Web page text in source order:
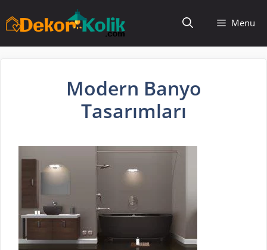
atla
Menu
Modern Banyo
Tasarımları